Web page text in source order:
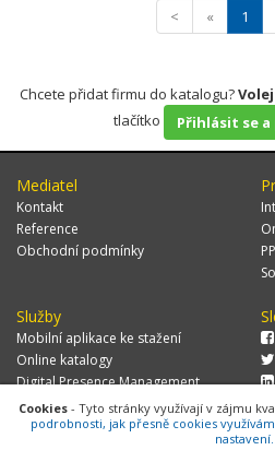
< « 1
Chcete přidat firmu do katalogu?
tlačítko
Přihlásit se
Mediatel
Kontakt
Reference
Obchodní podmínky
Služby
Mobilní aplikace ke stažení
Online katalogy
Digital Presence Management
Více zákazníků
Cookies - Tyto stránky využívají v zájmu
podrobnosti, jak přesně cookies
nastavení.